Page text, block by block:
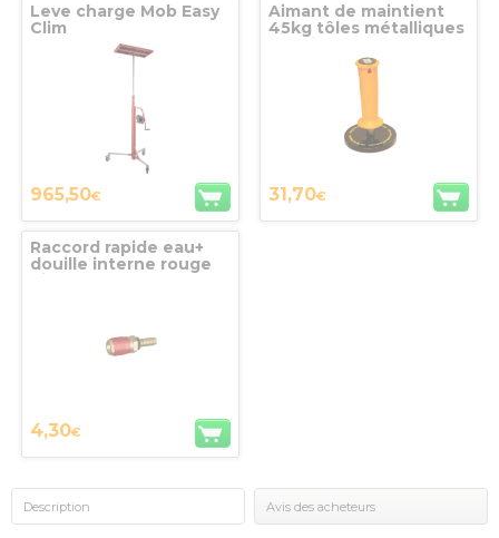
Leve charge Mob Easy
Clim
965,50€
Aimant de maintient
45kg tôles métalliques
remplacement
StrongHand Tools
31,70€
Raccord rapide eau+
douille interne rouge
4,30€
Description Avis des acheteurs